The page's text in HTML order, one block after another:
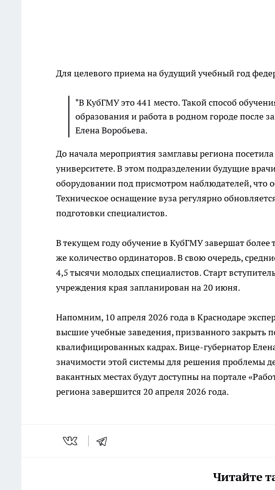
Для целевого приема на будущий учебный год
"В КубГМУ это 441 место. Такой способ
образования и работа в родном городе после
Елена Воробьева.
До начала мероприятия замглавы региона
университете. В этом подразделении будущие
оборудовании под присмотром наблюдателей, что
Техническое оснащение вуза регулярно
подготовки специалистов.
В текущем году обучение в КубГМУ завершат более
же количество ординаторов. В свою очередь,
4,5 тысячи молодых специалистов. Старт
учреждения края запланирован на 20 июня.
Напомним, 10 апреля 2026 года в Краснодаре
высшие учебные заведения, призванного закрыть
квалифицированных кадрах. Вице-губернатор
значимости этой системы для решения проблемы
вакантных местах будут доступны на портале
региона завершится 20 апреля 2026 года.
Читайте